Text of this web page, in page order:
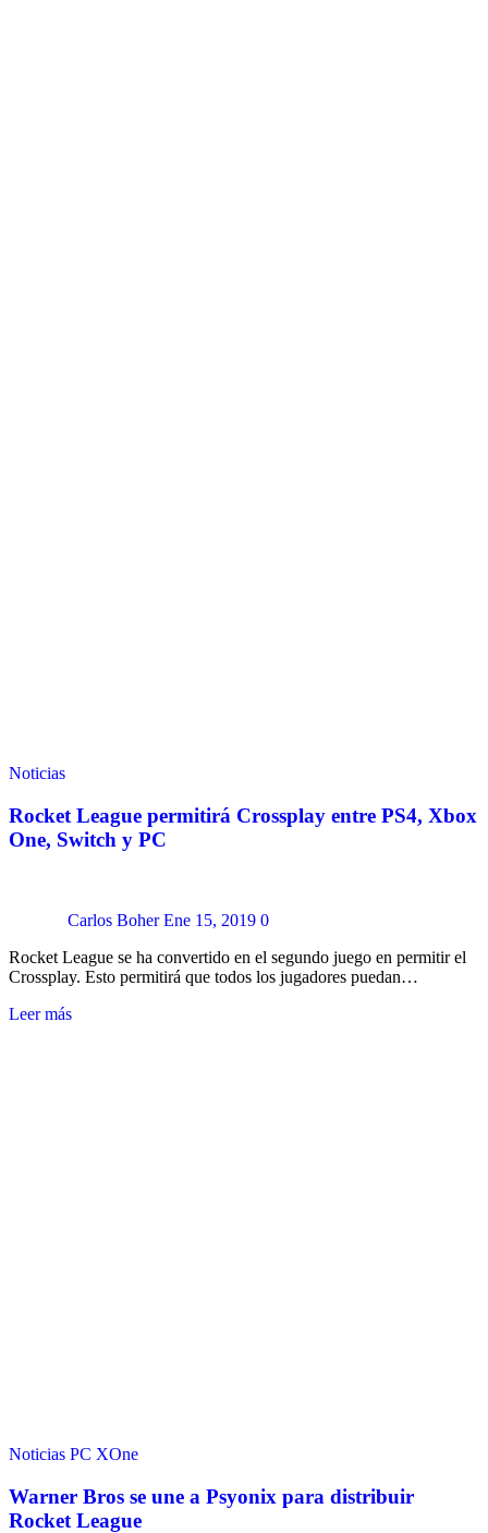
Noticias
Rocket League permitirá Crossplay entre PS4, Xbox
One, Switch y PC
Carlos Boher Ene 15, 2019 0
Rocket League se ha convertido en el segundo juego en permitir el
Crossplay. Esto permitirá que todos los jugadores puedan…
Leer más
Noticias PC XOne
Warner Bros se une a Psyonix para distribuir
Rocket League